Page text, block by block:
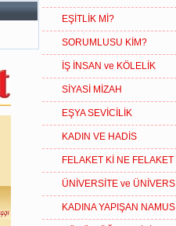
EŞİTLİK Mİ?
SORUMLUSU KİM?
İŞ İNSAN ve KÖLELİK
SİYASİ MİZAH
EŞYA SEVİCİLİK
KADIN VE HADİS
FELAKET Kİ NE FELAKET
ÜNİVERSİTE ve
KADINA YAPIŞAN NAMUS